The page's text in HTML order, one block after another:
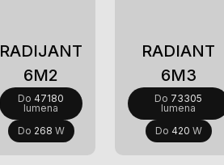
RADIJANT
6M2
Do 47180
lumena
Do 268 W
RADIANT
6M3
Do 73305
lumena
Do 420 W